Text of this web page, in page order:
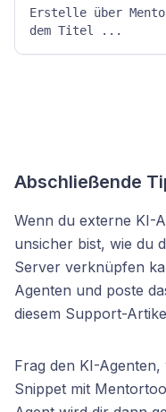
Erstelle über
dem Titel ...
Abschließende
Wenn du externe KI-
unsicher bist, wie du
Server verknüpfen
Agenten und poste
diesem Support-
Frag den KI-Agenten,
Snippet mit